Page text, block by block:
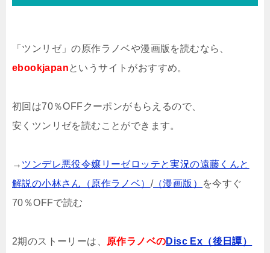
「ツンリゼ」の原作ラノベや漫画版を読むなら、
ebookjapanというサイトがおすすめ。
初回は70％OFFクーポンがもらえるので、
安くツンリゼを読むことができます。
→ ツンデレ悪役令嬢リーゼロッテと実況の遠藤くんと
解説の小林さん（原作ラノベ） /（漫画版）
を今すぐ
70％OFFで読む
2期のストーリーは、 原作ラノベのDisc Ex（後日譚）